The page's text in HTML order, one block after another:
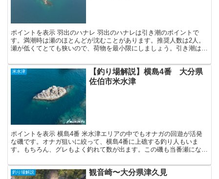
ポイントを表示 羽出のハナレ 羽出のハナレは引き潮のポイントで
す。満潮時は瀬のほとんどが沈むことがあります。推奨人数は2人。
瀬が低くてとても狭いので、荷物を最小限にしましょう。引き潮は羽
米水津
【釣り場解説】横島4番 大分県
佐伯市米水津
ポイントを表示 横島4番 米水津エリアの中でもオナガの回遊が活発
な磯です。オナガ狙いに絞って、横島4番に上礁する釣り人もいま
す。もちろん、グレもよく釣れて数が出ます。この磯も当番瀬になり
釣り場解説 観音崎〜大分県津久見